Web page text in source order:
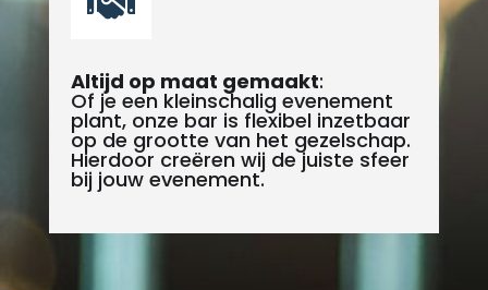
Altijd op maat gemaakt:
Of je een kleinschalig evenement
plant, onze bar is flexibel inzetbaar
op de grootte van het gezelschap.
Hierdoor creëren wij de juiste sfeer
bij jouw evenement.